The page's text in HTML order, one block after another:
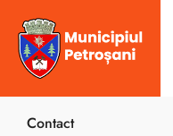
Contact